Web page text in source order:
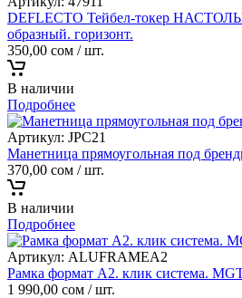
DEFLECTO Тейбел-токер
образный. горизонт.
350,00 сом / шт.
В наличии
Подробнее
Артикул: JPC21
Манетница прямоугольная под
370,00 сом / шт.
В наличии
Подробнее
Артикул: ALUFRAMEA2
Рамка формат А2. клик система.
1 990,00 сом / шт.